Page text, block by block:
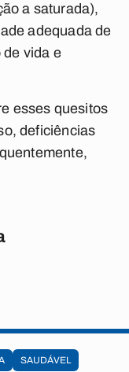
a saturada),
adequada de
vida e
esses quesitos
deficiências
SAUDÁVEL